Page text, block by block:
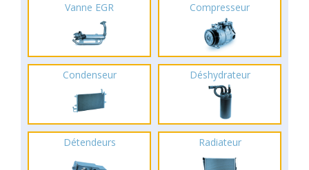
Vanne EGR Compresseur
Condenseur Déshydrateur
Détendeurs Radiateur